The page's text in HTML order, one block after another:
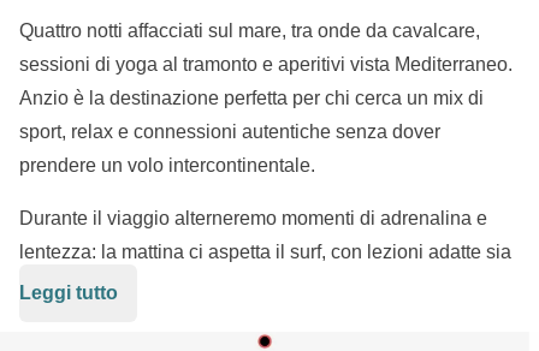
Quattro notti affacciati sul mare, tra onde da cavalcare,
sessioni di yoga al tramonto e aperitivi vista Mediterraneo.
Anzio è la destinazione perfetta per chi cerca un mix di
sport, relax e connessioni autentiche senza dover
prendere un volo intercontinentale.
Durante il viaggio alterneremo momenti di adrenalina e
lentezza: la mattina ci aspetta il surf, con lezioni adatte sia
a chi vuole provare per la prima volta sia a chi ha già
Leggi tutto